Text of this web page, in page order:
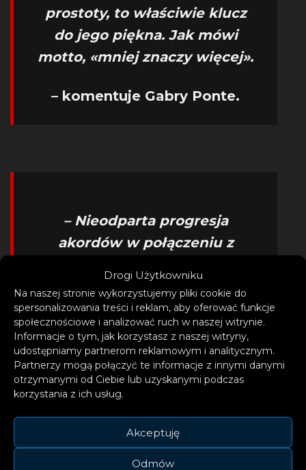
Drogi Użytkowniku
Na naszej stronie wykorzystujemy pliki cookie do
spersonalizowania treści i reklam, aby oferować funkcje
społecznościowe i analizować ruch w naszej witrynie.
Informacje o tym, jak korzystasz z naszej witryny,
udostępniamy partnerom reklamowym i analitycznym.
Partnerzy mogą połączyć te informacje z innymi danymi
otrzymanymi od Ciebie lub uzyskanymi podczas
korzystania z ich usług.
Akceptuję
Odmów
prostoty, to właściwie klucz
do jego piękna. Jak mówi
motto, «mniej znaczy więcej».
– komentuje Gabry Ponte.
– Nieodparta progresja
akordów w połączeniu z
Clementine Douglas i
niezwykle chwytliwym
melodyjnym hookiem to
przepis na zwycięstwo. Ten
crossover sprawi, że poczujesz
się szczęśliwy od pierwszego
przesłuchania!
z dumą dodaje Alex Gaudino